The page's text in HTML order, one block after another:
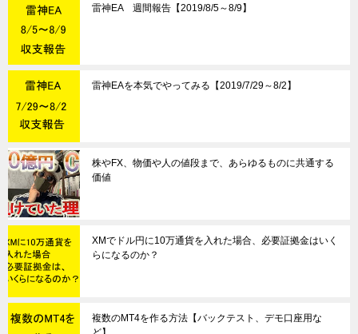
雷神EA 週間報告【2019/8/5～8/9】
雷神EAを本気でやってみる【2019/7/29～8/2】
株やFX、物価や人の値段まで、あらゆるものに共通する
価値
XMでドル円に10万通貨を入れた場合、必要証拠金はいく
らになるのか？
複数のMT4を作る方法【バックテスト、デモ口座用な